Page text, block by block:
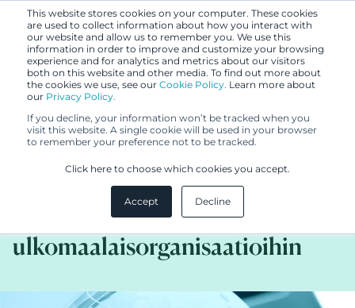
This website stores cookies on your computer. These cookies
are used to collect information about how you interact with
our website and allow us to remember you. We use this
information in order to improve and customize your browsing
experience and for analytics and metrics about our visitors
both on this website and other media. To find out more about
the cookies we use, see our Cookie Policy. Learn more about
our Privacy Policy.
If you decline, your information won’t be tracked when you
visit this website. A single cookie will be used in your browser
to remember your preference not to be tracked.
Click here to choose which cookies you accept.
Accept Decline
15.3.2016
Japanin patenttiviranomainen
ulottaa virastomaksujen
alennukset myös
ulkomaalaisorganisaatioihin